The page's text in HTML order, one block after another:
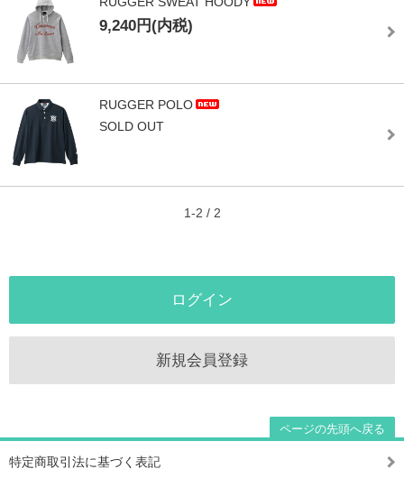
9,240円(内税)
RUGGER POLO
SOLD OUT
1-2 / 2
ログイン
新規会員登録
ページの先頭へ戻る
特定商取引法に基づく表記